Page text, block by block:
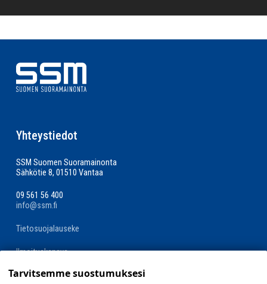
Yhteystiedot
SSM Suomen Suoramainonta
Sähkötie 8, 01510 Vantaa
09 561 56 400
info@ssm.fi
Tietosuojalauseke
Ilmoituskanava
Evästevalinnat »
Tarvitsemme suostumuksesi